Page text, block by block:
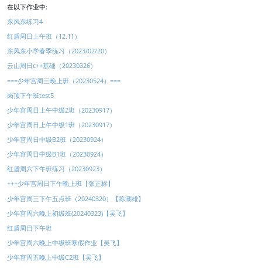
在以下作业中:
东风东练习4
红盾周日上午班（12.11）
东风东小学春季练习（2023/02/20）
云山周日c++基础（20230326）
===少年宫周三晚上班（20230524）===
岗顶下午班test5
少年宫周日上午中级2班（20230917）
少年宫周日上午中级1班（20230917）
少年宫周日中级B2班（20230924）
少年宫周日中级B1班（20230924）
红盾周六下午班练习（20230923）
+++少年宫周日下午晚上班【张正标】
少年宫周三下午五点班（20240320）【陈潮雄】
少年宫周六晚上初级班(20240323)【吴飞】
红盾周日下午班
少年宫周六晚上中级班寒假作业【吴飞】
少年宫周五晚上中级C2班【吴飞】